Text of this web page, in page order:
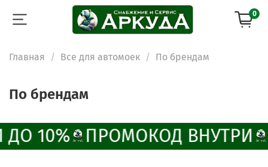
0
Главная Все для автомоек По брендам
По брендам
10% ПРОМОКОД ВНУТРИ